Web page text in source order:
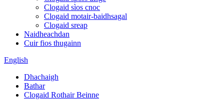
Clogaid sìos cnoc
Clogaid motair-baidhsagal
Clogaid sreap
Naidheachdan
Cuir fios thugainn
English
Dhachaigh
Bathar
Clogaid Rothair Beinne